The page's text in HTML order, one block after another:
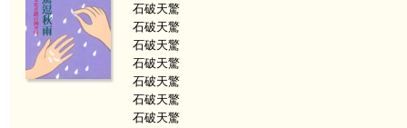
石破天驚
石破天驚
石破天驚
石破天驚
石破天驚
石破天驚
石破天驚